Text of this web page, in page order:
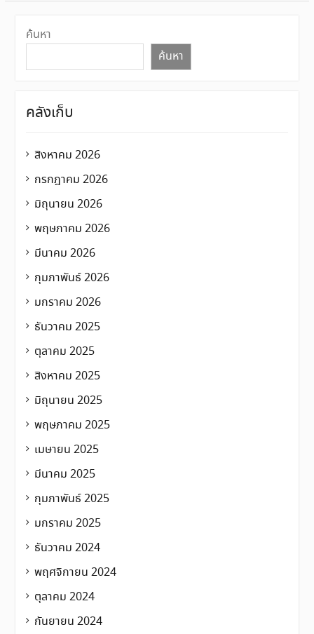
ค้นหา
ค้นหา
คลังเก็บ
สิงหาคม 2026
กรกฎาคม 2026
มิถุนายน 2026
พฤษภาคม 2026
มีนาคม 2026
กุมภาพันธ์ 2026
มกราคม 2026
ธันวาคม 2025
ตุลาคม 2025
สิงหาคม 2025
มิถุนายน 2025
พฤษภาคม 2025
เมษายน 2025
มีนาคม 2025
กุมภาพันธ์ 2025
มกราคม 2025
ธันวาคม 2024
พฤศจิกายน 2024
ตุลาคม 2024
กันยายน 2024